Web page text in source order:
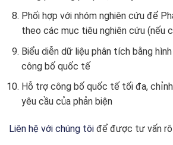
Phối hợp với nhóm nghiên cứu để
theo các mục tiêu nghiên cứu (nếu
Biểu diễn dữ liệu phân tích bằng
công bố quốc tế
Hỗ trợ công bố quốc tế tối đa,
yêu cầu của phản biện
Liên hệ với chúng tôi để được tư vấn rõ